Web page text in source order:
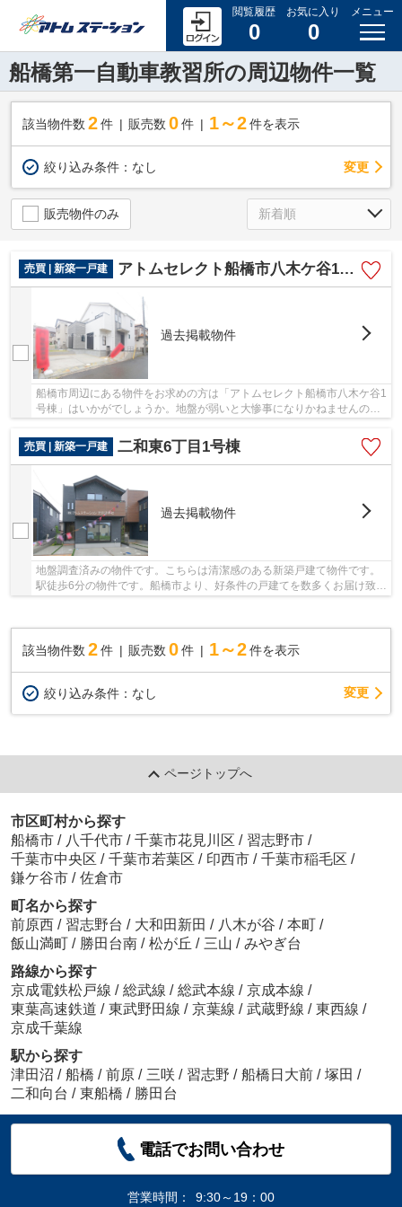
閲覧履歴
0
お気に入り
0
メニュー
船橋第一自動車教習所の周辺物件一覧
該当物件数 2件 販売数 0 件 1～2 件を表示
絞り込み条件： なし 変更
販売物件のみ
売買 | 新築一戸建 アトムセレクト船橋市八木ケ谷1号棟
過去掲載物件
船橋市周辺にある物件をお求めの方は「アトムセレクト船橋市八木ケ谷1
号棟」はいかがでしょうか。地盤が弱いと大惨事になりかねませんので
売買 | 新築一戸建
二和東6丁目1号棟
過去掲載物件
地盤調査済みの物件です。こちらは清潔感のある新築戸建て物件です。
駅徒歩6分の物件です。船橋市より、好条件の戸建てを数多くお届け致し
該当物件数 2件 販売数 0 件 1～2 件を表示
絞り込み条件： なし 変更
ページトップへ
市区町村から探す
船橋市 / 八千代市 / 千葉市花見川区 / 習志野市 /
千葉市中央区 / 千葉市若葉区 / 印西市 / 千葉市稲毛区 /
鎌ケ谷市 / 佐倉市
町名から探す
前原西 / 習志野台 / 大和田新田 / 八木が谷 / 本町 /
飯山満町 / 勝田台南 / 松が丘 / 三山 / みやぎ台
路線から探す
京成電鉄松戸線 / 総武線 / 総武本線 / 京成本線 /
東葉高速鉄道 / 東武野田線 / 京葉線 / 武蔵野線 / 東西線 /
京成千葉線
駅から探す
津田沼 / 船橋 / 前原 / 三咲 / 習志野 / 船橋日大前 / 塚田 /
二和向台 / 東船橋 / 勝田台
電話でお問い合わせ
営業時間：
9:30～19：00